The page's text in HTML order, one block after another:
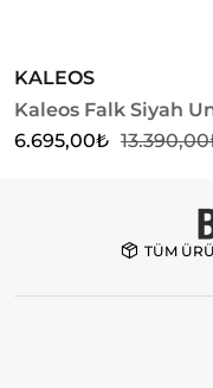
KALEOS
Kaleos Falk Siyah
13.390,00
6.695,00₺
TÜM